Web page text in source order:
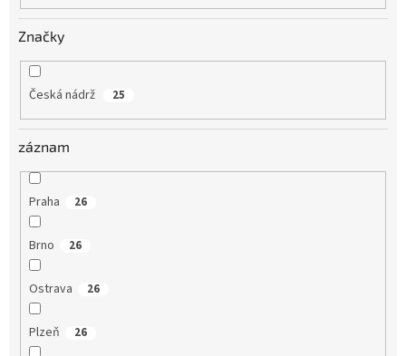
Značky
Česká nádrž 25
záznam
Praha 26
Brno 26
Ostrava 26
Plzeň 26